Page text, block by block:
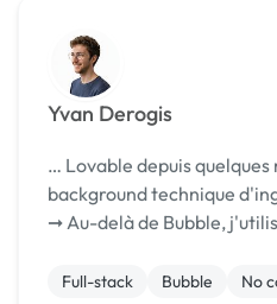
Yvan Derogis
… Lovable depuis quelques
background technique
➞ Au-delà de Bubble,
Full-stack Bubble No